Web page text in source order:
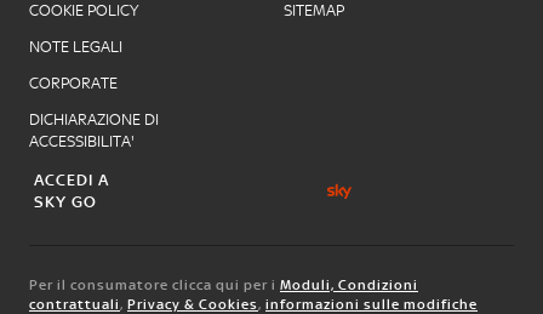
COOKIE POLICY
NOTE LEGALI
CORPORATE
DICHIARAZIONE DI
ACCESSIBILITA'
SITEMAP
ACCEDI A
SKY GO
Per il consumatore clicca qui per i Moduli, Condizioni
contrattuali, Privacy & Cookies, informazioni sulle modifiche